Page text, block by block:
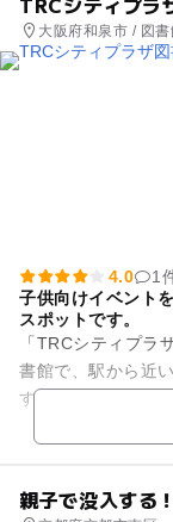
大阪府和泉市 / 図書
4.0
1
子供向けイベント
スポットです。
「TRCシティプラ
書館で、駅から近
す。施設の中央に
館内には絵本コー
親子で没入する